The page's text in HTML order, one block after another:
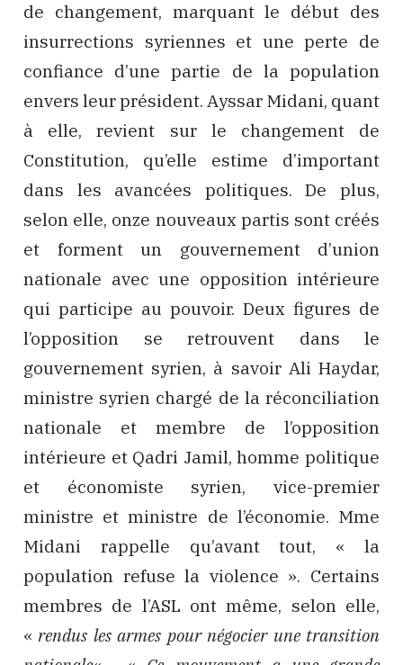
de changement, marquant le début des
insurrections syriennes et une perte de
confiance d’une partie de la population
envers leur président. Ayssar Midani, quant
à elle, revient sur le changement de
Constitution, qu’elle estime d’important
dans les avancées politiques. De plus,
selon elle, onze nouveaux partis sont créés
et forment un gouvernement d’union
nationale avec une opposition intérieure
qui participe au pouvoir. Deux figures de
l’opposition se retrouvent dans le
gouvernement syrien, à savoir Ali Haydar,
ministre syrien chargé de la réconciliation
nationale et membre de l’opposition
intérieure et Qadri Jamil, homme politique
et économiste syrien, vice-premier
ministre et ministre de l’économie. Mme
Midani rappelle qu’avant tout, « la
population refuse la violence ». Certains
membres de l’ASL ont même, selon elle,
«rendus les armes pour négocier une transition